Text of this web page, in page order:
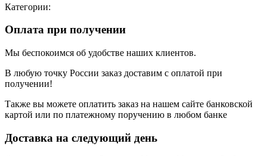
Категории:
Оплата при получении
Мы беспокоимся об удобстве наших клиентов.
В любую точку России заказ доставим с оплатой при
получении!
Также вы можете оплатить заказ на нашем сайте банковской
картой или по платежному поручению в любом банке
Доставка на следующий день